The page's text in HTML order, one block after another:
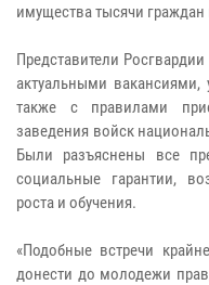
имущества тысячи граждан
Представители
актуальными вакансиями,
также с правилами
заведения войск
Были разъяснены все
социальные гарантии,
роста и обучения.
«Подобные встречи
донести до молодежи